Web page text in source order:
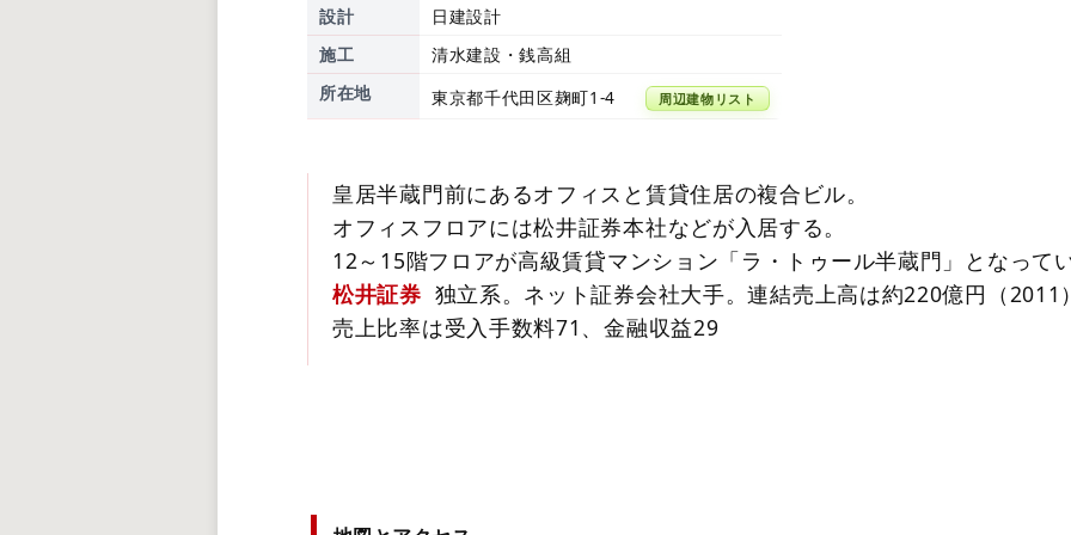
設計
日建設計
施工
清水建設・銭高組
所在地
東京都千代田区麹町1-4 周辺建物リスト
皇居半蔵門前にあるオフィスと賃貸住居の複合ビル。
オフィスフロアには松井証券本社などが入居する。
12～15階フロアが高級賃貸マンション「ラ・トゥール半蔵門」となって
松井証券 独立系。ネット証券会社大手。連結売上高は約220億円（2011
売上比率は受入手数料71、金融収益29